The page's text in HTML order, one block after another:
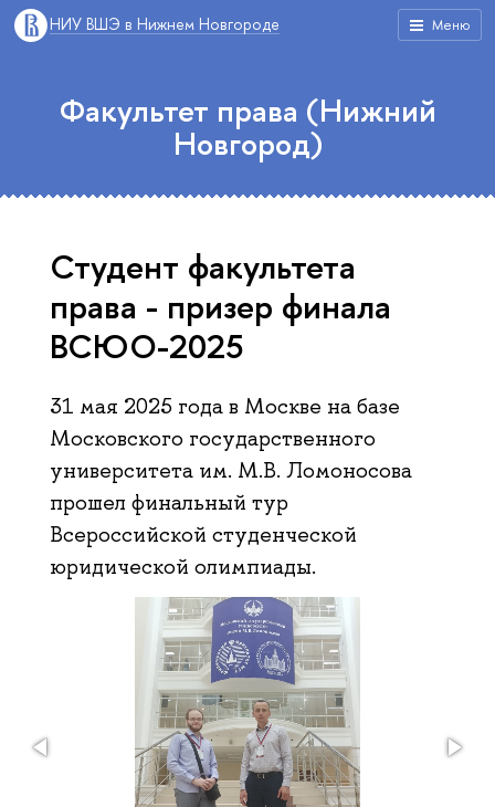
Меню
НИУ ВШЭ в Нижнем Новгороде
Факультет права (Нижний
Новгород)
Студент факультета
права - призер финала
ВСЮО-2025
31 мая 2025 года в Москве на базе
Московского государственного
университета им. М.В. Ломоносова
прошел финальный тур
Всероссийской студенческой
юридической олимпиады.